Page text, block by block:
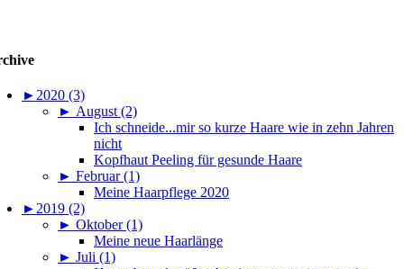
► 2020 (3)
► August (2)
Ich schneide...mir so kurze Haare wie in zehn Jahren
nicht
Kopfhaut Peeling für gesunde Haare
► Februar (1)
Meine Haarpflege 2020
► 2019 (2)
► Oktober (1)
Meine neue Haarlänge
► Juli (1)